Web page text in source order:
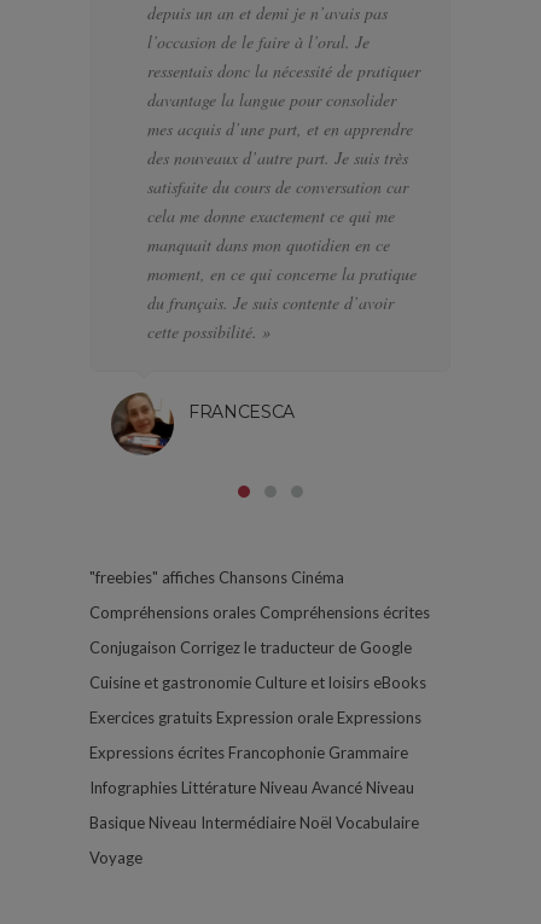
depuis un an et demi je n’avais pas
l’occasion de le faire à l’oral. Je
ressentais donc la nécessité de pratiquer
davantage la langue pour consolider
mes acquis d’une part, et en apprendre
des nouveaux d’autre part. Je suis très
satisfaite du cours de conversation car
cela me donne exactement ce qui me
manquait dans mon quotidien en ce
moment, en ce qui concerne la pratique
du français. Je suis contente d’avoir
cette possibilité. »
FRANCESCA
"freebies" affiches Chansons Cinéma
Compréhensions orales Compréhensions écrites
Conjugaison Corrigez le traducteur de Google
Cuisine et gastronomie Culture et loisirs eBooks
Exercices gratuits Expression orale Expressions
Expressions écrites Francophonie Grammaire
Infographies Littérature Niveau Avancé Niveau
Basique Niveau Intermédiaire Noël Vocabulaire
Voyage